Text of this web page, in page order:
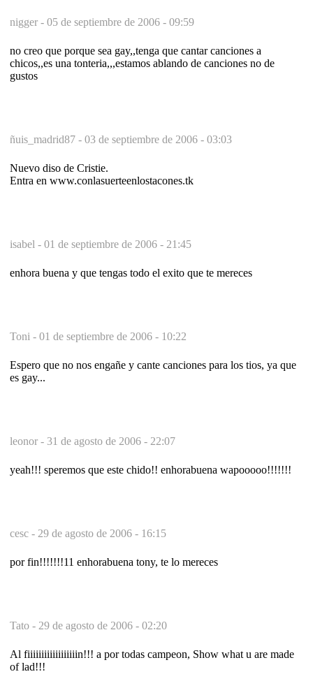
nigger - 05 de septiembre de 2006 - 09:59
no creo que porque sea gay,,tenga que cantar canciones a
chicos,,es una tonteria,,,estamos ablando de canciones no de
gustos
ñuis_madrid87 - 03 de septiembre de 2006 - 03:03
Nuevo diso de Cristie.
Entra en www.conlasuerteenlostacones.tk
isabel - 01 de septiembre de 2006 - 21:45
enhora buena y que tengas todo el exito que te mereces
Toni - 01 de septiembre de 2006 - 10:22
Espero que no nos engañe y cante canciones para los tios, ya que
es gay...
leonor - 31 de agosto de 2006 - 22:07
yeah!!! speremos que este chido!! enhorabuena wapooooo!!!!!!!
cesc - 29 de agosto de 2006 - 16:15
por fin!!!!!!!11 enhorabuena tony, te lo mereces
Tato - 29 de agosto de 2006 - 02:20
Al fiiiiiiiiiiiiiiiiiin!!! a por todas campeon, Show what u are made
of lad!!!